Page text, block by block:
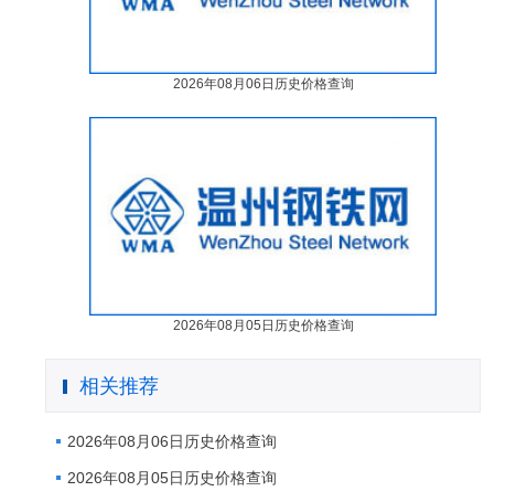
2026年08月06日历史价格查询
2026年08月05日历史价格查询
相关推荐
2026年08月06日历史价格查询
2026年08月05日历史价格查询